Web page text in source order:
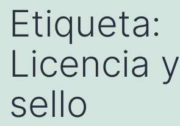
Etiqueta:
Licencia y
sello